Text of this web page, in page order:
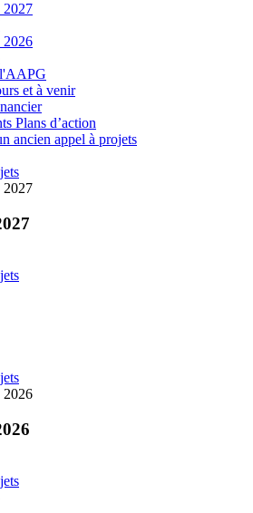
2027
2026
l'AAPG
et à venir
Plans d’action
ancien appel à projets
2027
2026